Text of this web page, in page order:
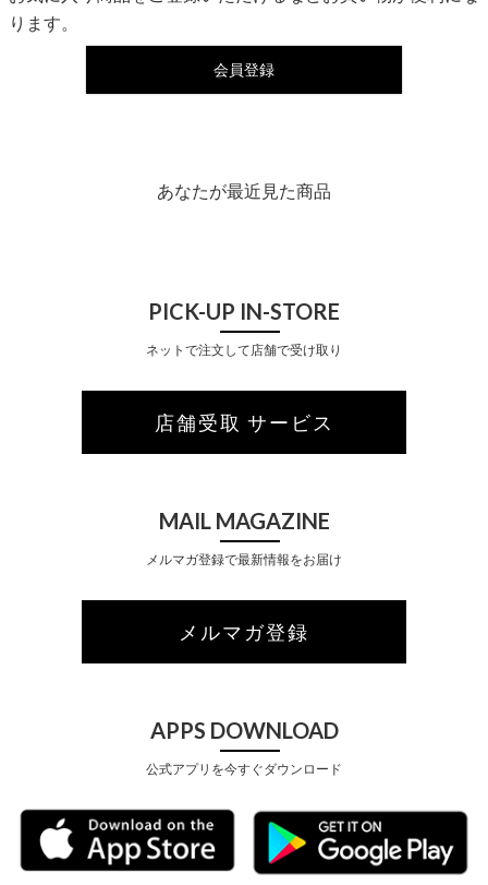
ります。
会員登録
あなたが最近見た商品
PICK-UP IN-STORE
ネットで注文して店舗で受け取り
店舗受取 サービス
MAIL MAGAZINE
メルマガ登録で最新情報をお届け
メルマガ登録
APPS DOWNLOAD
公式アプリを今すぐダウンロード